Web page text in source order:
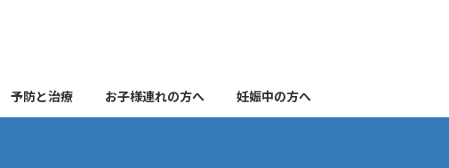
予防と治療 お子様連れの方へ 妊娠中の方へ